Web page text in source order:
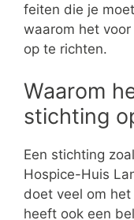
feiten die je
waarom het
op te richten.
Waarom
stichting
Een stichting
Hospice-Huis
doet veel om
heeft ook een